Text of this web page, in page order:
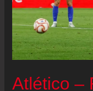
Atlético –